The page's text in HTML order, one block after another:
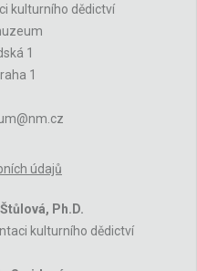
kulturního dědictví
1
1
údajů
Ph.D.
kulturního dědictví